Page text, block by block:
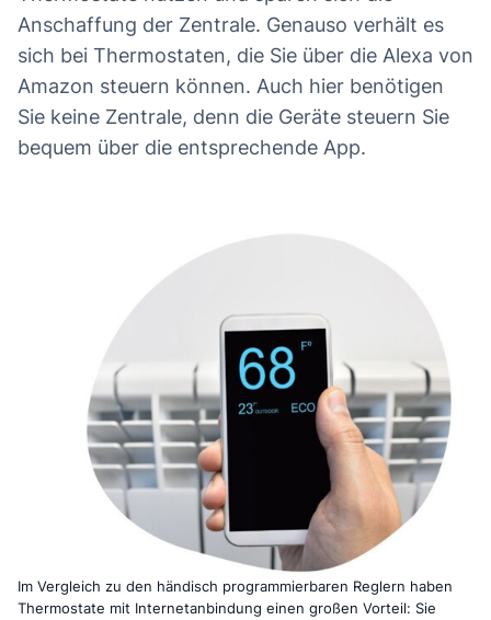
Anschaffung der Zentrale. Genauso verhält es
sich bei Thermostaten, die Sie über die Alexa von
Amazon steuern können. Auch hier benötigen
Sie keine Zentrale, denn die Geräte steuern Sie
bequem über die entsprechende App.
Im Vergleich zu den händisch programmierbaren Reglern haben
Thermostate mit Internetanbindung einen großen Vorteil: Sie